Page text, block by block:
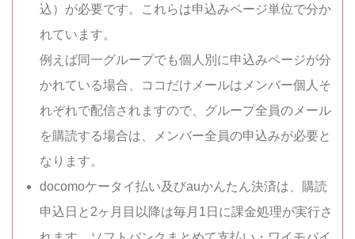
込）が必要です。これらは申込みページ単位で分か
れています。
例えば同一グループでも個人別に申込みページが分
かれている場合、ココだけメールはメンバー個人そ
れぞれで配信されますので、グループ全員のメール
を購読する場合は、メンバー全員の申込みが必要と
なります。
docomoケータイ払い及びauかんたん決済は、購読
申込日と2ヶ月目以降は毎月1日に課金処理が実行さ